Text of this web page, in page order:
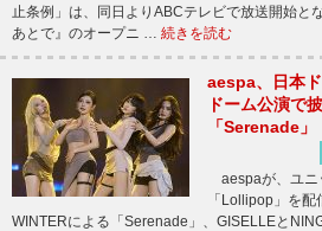
止条例」は、同日よりABCテレビで放送開始と
あとで』のオープニ … 続きを読む
aespa、日本
ドーム公演で
「Serenade
aespaが、ユニ
「Lollipop」を
WINTERによる「Serenade」、GISELLEと